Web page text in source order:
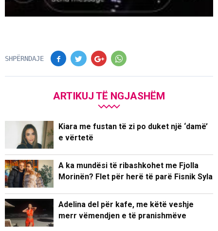
SHPËRNDAJE
ARTIKUJ TË NGJASHËM
Kiara me fustan të zi po duket një ‘damë’
e vërtetë
A ka mundësi të ribashkohet me Fjolla
Morinën? Flet për herë të parë Fisnik Syla
Adelina del për kafe, me këtë veshje
merr vëmendjen e të pranishmëve